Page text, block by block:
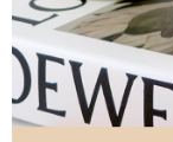
３．未成年的使用者
「AFTEE先享後付」
任。
４．使用「AFTEE先
時審查核予不同之上
請求用戶進行身份認證